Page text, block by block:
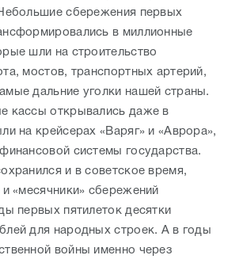
сбережения первых
в миллионные
шли на строительство
мостов, транспортных артерий,
дальние уголки нашей страны.
кассы открывались даже в
на крейсерах «Варяг» и «Аврора»,
системы государства.
и в советское время,
и «месячники» сбережений
первых пятилеток десятки
для народных строек. А в годы
войны именно через